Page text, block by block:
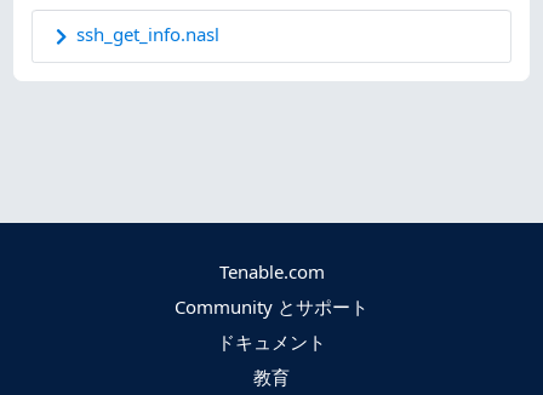
ssh_get_info.nasl
Tenable.com
Community とサポート
ドキュメント
教育